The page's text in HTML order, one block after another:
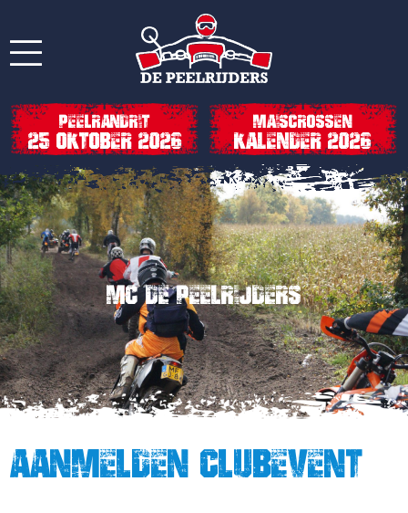
Peelrandrit
25 oktober 2026
Maiscrossen
Kalender 2026
MC De Peelrijders
Aanmelden clubevent